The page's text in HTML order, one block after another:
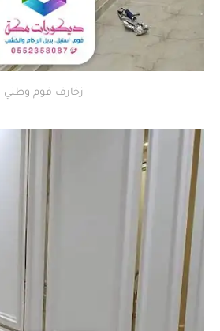
زخارف فوم وطني